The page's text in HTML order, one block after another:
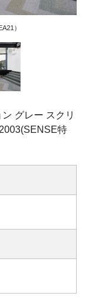
）
グレー スクリ
特